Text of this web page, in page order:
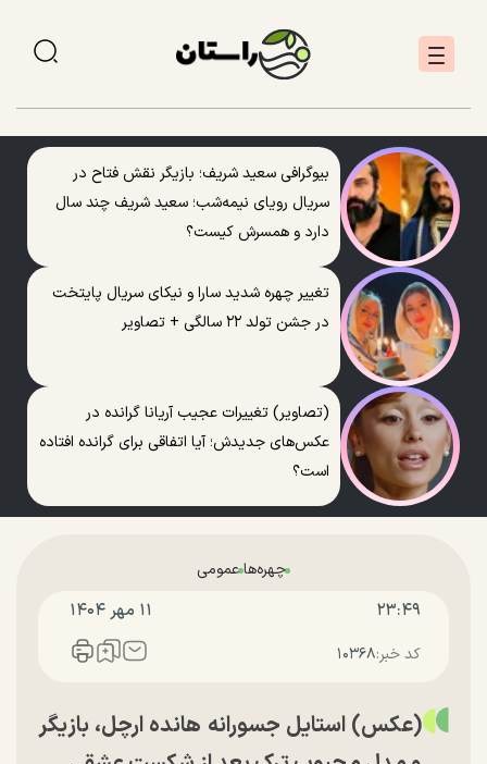
بیوگرافی سعید شریف؛ بازیگر نقش فتاح در
سریال رویای نیمه‌شب؛ سعید شریف چند سال
دارد و همسرش کیست؟
تغییر چهره شدید سارا و نیکای سریال پایتخت
در جشن تولد ۲۲ سالگی + تصاویر
(تصاویر) تغییرات عجیب آریانا گرانده در
عکس‌های جدیدش؛ آیا اتفاقی برای گرانده افتاده
است؟
چهره‌هاعمومی
۲۳:۴۹ ۱۱ مهر ۱۴۰۴
کد خبر:۱۰۳۶۸
(عکس) استایل جسورانه هانده ارچل، بازیگر